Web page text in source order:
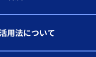
用法について